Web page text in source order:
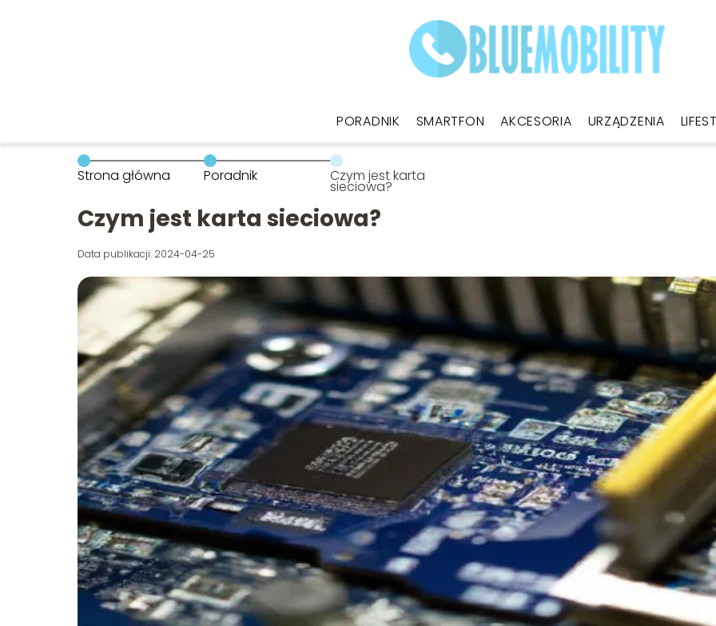
PORADNIK SMARTFON AKCESORIA URZĄDZENIA
Strona główna Poradnik Czym jest karta
sieciowa?
Czym jest karta sieciowa?
Data publikacji: 2024-04-25